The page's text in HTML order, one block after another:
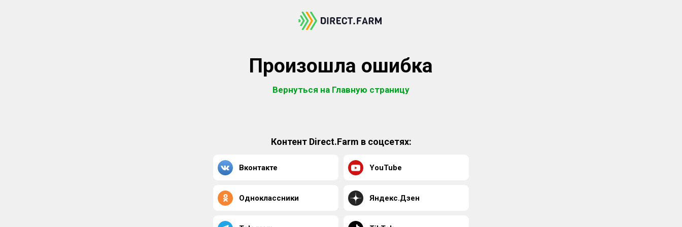
Произошла ошибка
Вернуться на Главную страницу
Контент Direct.Farm в соцсетях:
Вконтакте YouTube
Одноклассники Яндекс.Дзен